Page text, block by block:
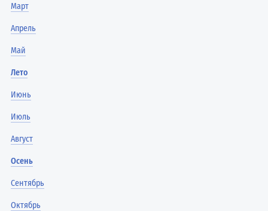
Март
Апрель
Май
Лето
Июнь
Июль
Август
Осень
Сентябрь
Октябрь